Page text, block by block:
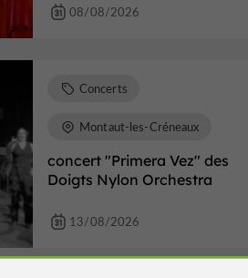
08/08/2026
concert "Primera Vez" des
Doigts Nylon Orchestra
Concerts
Montaut-les-Créneaux
13/08/2026